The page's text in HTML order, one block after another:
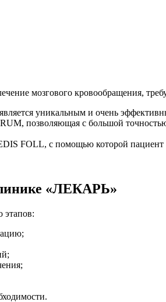
мозгового кровообращения,
является уникальным и очень
позволяющая с большой
FOLL, с помощью которой
«ЛЕКАРЬ»
этапов: